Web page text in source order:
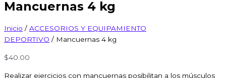
Mancuernas 4 kg
Inicio / ACCESORIOS Y EQUIPAMIENTO
DEPORTIVO / Mancuernas 4 kg
$40.00
Realizar ejercicios con mancuernas posibilitan a los músculos